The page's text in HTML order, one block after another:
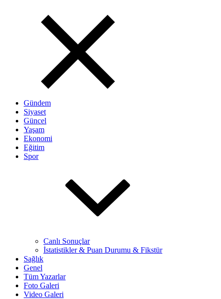
Gündem
Siyaset
Güncel
Yaşam
Ekonomi
Eğitim
Spor
Canlı Sonuçlar
İstatistikler & Puan Durumu & Fikstür
Sağlık
Genel
Tüm Yazarlar
Foto Galeri
Video Galeri